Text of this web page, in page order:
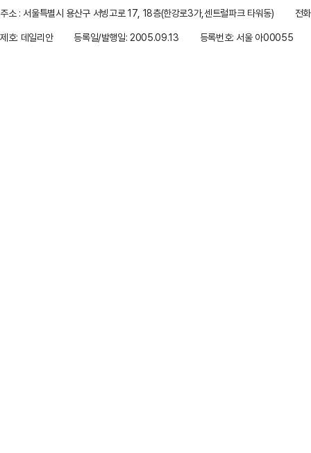
주소 : 서울특별시 용산구 서빙고로 17, 18층(한강로3가,센트럴파크 타워동)
전
제호: 데일리안
등록일/발행일: 2005.09.13 등록번호: 서울 아00055